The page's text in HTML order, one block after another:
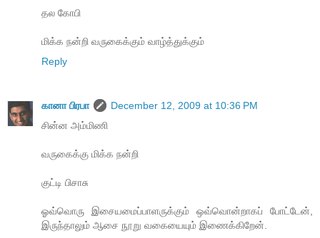
தல கோபி
மிக்க நன்றி வருகைக்கும் வாழ்த்துக்கும்
Reply
கானா பிரபா
December 12, 2009 at 10:36 PM
சின்ன அம்மிணி
வருகைக்கு மிக்க நன்றி
குட்டி பிசாசு
ஓவ்வொரு இசையமைப்பாளருக்கும் ஒவ்வொன்றாகப் போட்டேன்,
இருந்தாலும் ஆசை நூறு வகையையும் இணைக்கிறேன்.